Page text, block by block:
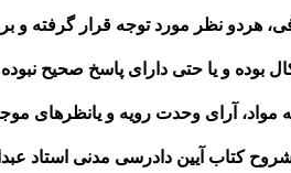
هردو نظر مورد توجه قرار گرفته و
بوده و یا حتی دارای پاسخ صحیح
به مواد، آرای وحدت رویه و
کتاب آیین دادرسی مدنی استاد